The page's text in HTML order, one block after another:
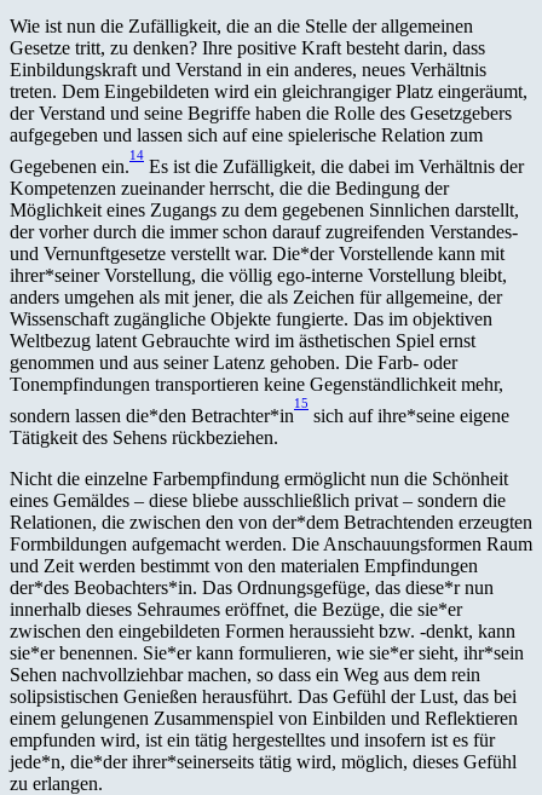
Wie ist nun die Zufälligkeit, die an die Stelle der allgemeinen
Gesetze tritt, zu denken? Ihre positive Kraft besteht darin, dass
Einbildungskraft und Verstand in ein anderes, neues Verhältnis
treten. Dem Eingebildeten wird ein gleichrangiger Platz eingeräumt,
der Verstand und seine Begriffe haben die Rolle des Gesetzgebers
aufgegeben und lassen sich auf eine spielerische Relation zum
Gegebenen ein.
14
Es ist die Zufälligkeit, die dabei im Verhältnis der
Kompetenzen zueinander herrscht, die die Bedingung der
Möglichkeit eines Zugangs zu dem gegebenen Sinnlichen darstellt,
der vorher durch die immer schon darauf zugreifenden Verstandes-
und Vernunftgesetze verstellt war. Die*der Vorstellende kann mit
ihrer*seiner Vorstellung, die völlig ego-interne Vorstellung bleibt,
anders umgehen als mit jener, die als Zeichen für allgemeine, der
Wissenschaft zugängliche Objekte fungierte. Das im objektiven
Weltbezug latent Gebrauchte wird im ästhetischen Spiel ernst
genommen und aus seiner Latenz gehoben. Die Farb- oder
Tonempfindungen transportieren keine Gegenständlichkeit mehr,
sondern lassen die*den Betrachter*in
15
sich auf ihre*seine eigene
Tätigkeit des Sehens rückbeziehen.
Nicht die einzelne Farbempfindung ermöglicht nun die Schönheit
eines Gemäldes – diese bliebe ausschließlich privat – sondern die
Relationen, die zwischen den von der*dem Betrachtenden erzeugten
Formbildungen aufgemacht werden. Die Anschauungsformen Raum
und Zeit werden bestimmt von den materialen Empfindungen
der*des Beobachters*in. Das Ordnungsgefüge, das diese*r nun
innerhalb dieses Sehraumes eröffnet, die Bezüge, die sie*er
zwischen den eingebildeten Formen heraussieht bzw. -denkt, kann
sie*er benennen. Sie*er kann formulieren, wie sie*er sieht, ihr*sein
Sehen nachvollziehbar machen, so dass ein Weg aus dem rein
solipsistischen Genießen herausführt. Das Gefühl der Lust, das bei
einem gelungenen Zusammenspiel von Einbilden und Reflektieren
empfunden wird, ist ein tätig hergestelltes und insofern ist es für
jede*n, die*der ihrer*seinerseits tätig wird, möglich, dieses Gefühl
zu erlangen.